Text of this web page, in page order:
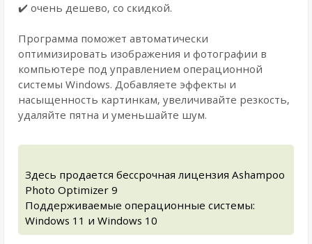
✔️ очень дешево, со скидкой.
Программа поможет автоматически
оптимизировать изображения и фотографии в
компьютере под управлением операционной
системы Windows. Добавляете эффекты и
насыщенность картинкам, увеличивайте резкость,
удаляйте пятна и уменьшайте шум.
Здесь продается бессрочная лицензия Ashampoo
Photo Optimizer 9
Поддерживаемые операционные системы:
Windows 11 и Windows 10